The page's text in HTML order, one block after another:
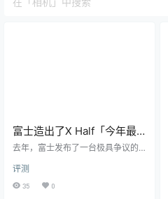
富士造出了X Half「今年最
好玩」的相机
去年，富士发布了一台极具争议的
古，设计了与胶片相机过片扳手类
似的拨杆，并赋予其独特功能，只
评测
35 0